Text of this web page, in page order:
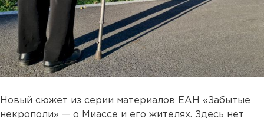
Новый сюжет из серии материалов ЕАН «Забытые
некрополи» — о Миассе и его жителях. Здесь нет